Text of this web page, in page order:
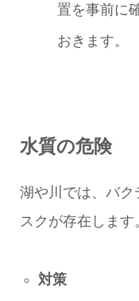
置を事前に
おきます。
水質の危険
湖や川では、バク
スクが存在します
対策